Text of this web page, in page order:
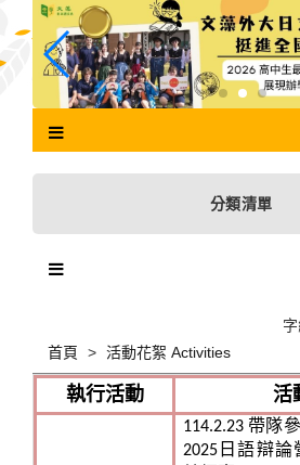
主
分類清單
首頁 活動花絮 Activities
執行活動 活
114.2.23 帶隊
2025日語辯